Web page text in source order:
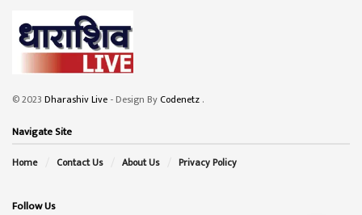
© 2023 Dharashiv Live - Design ByCodenetz .
Navigate Site
Home Contact Us About Us Privacy Policy
Follow Us